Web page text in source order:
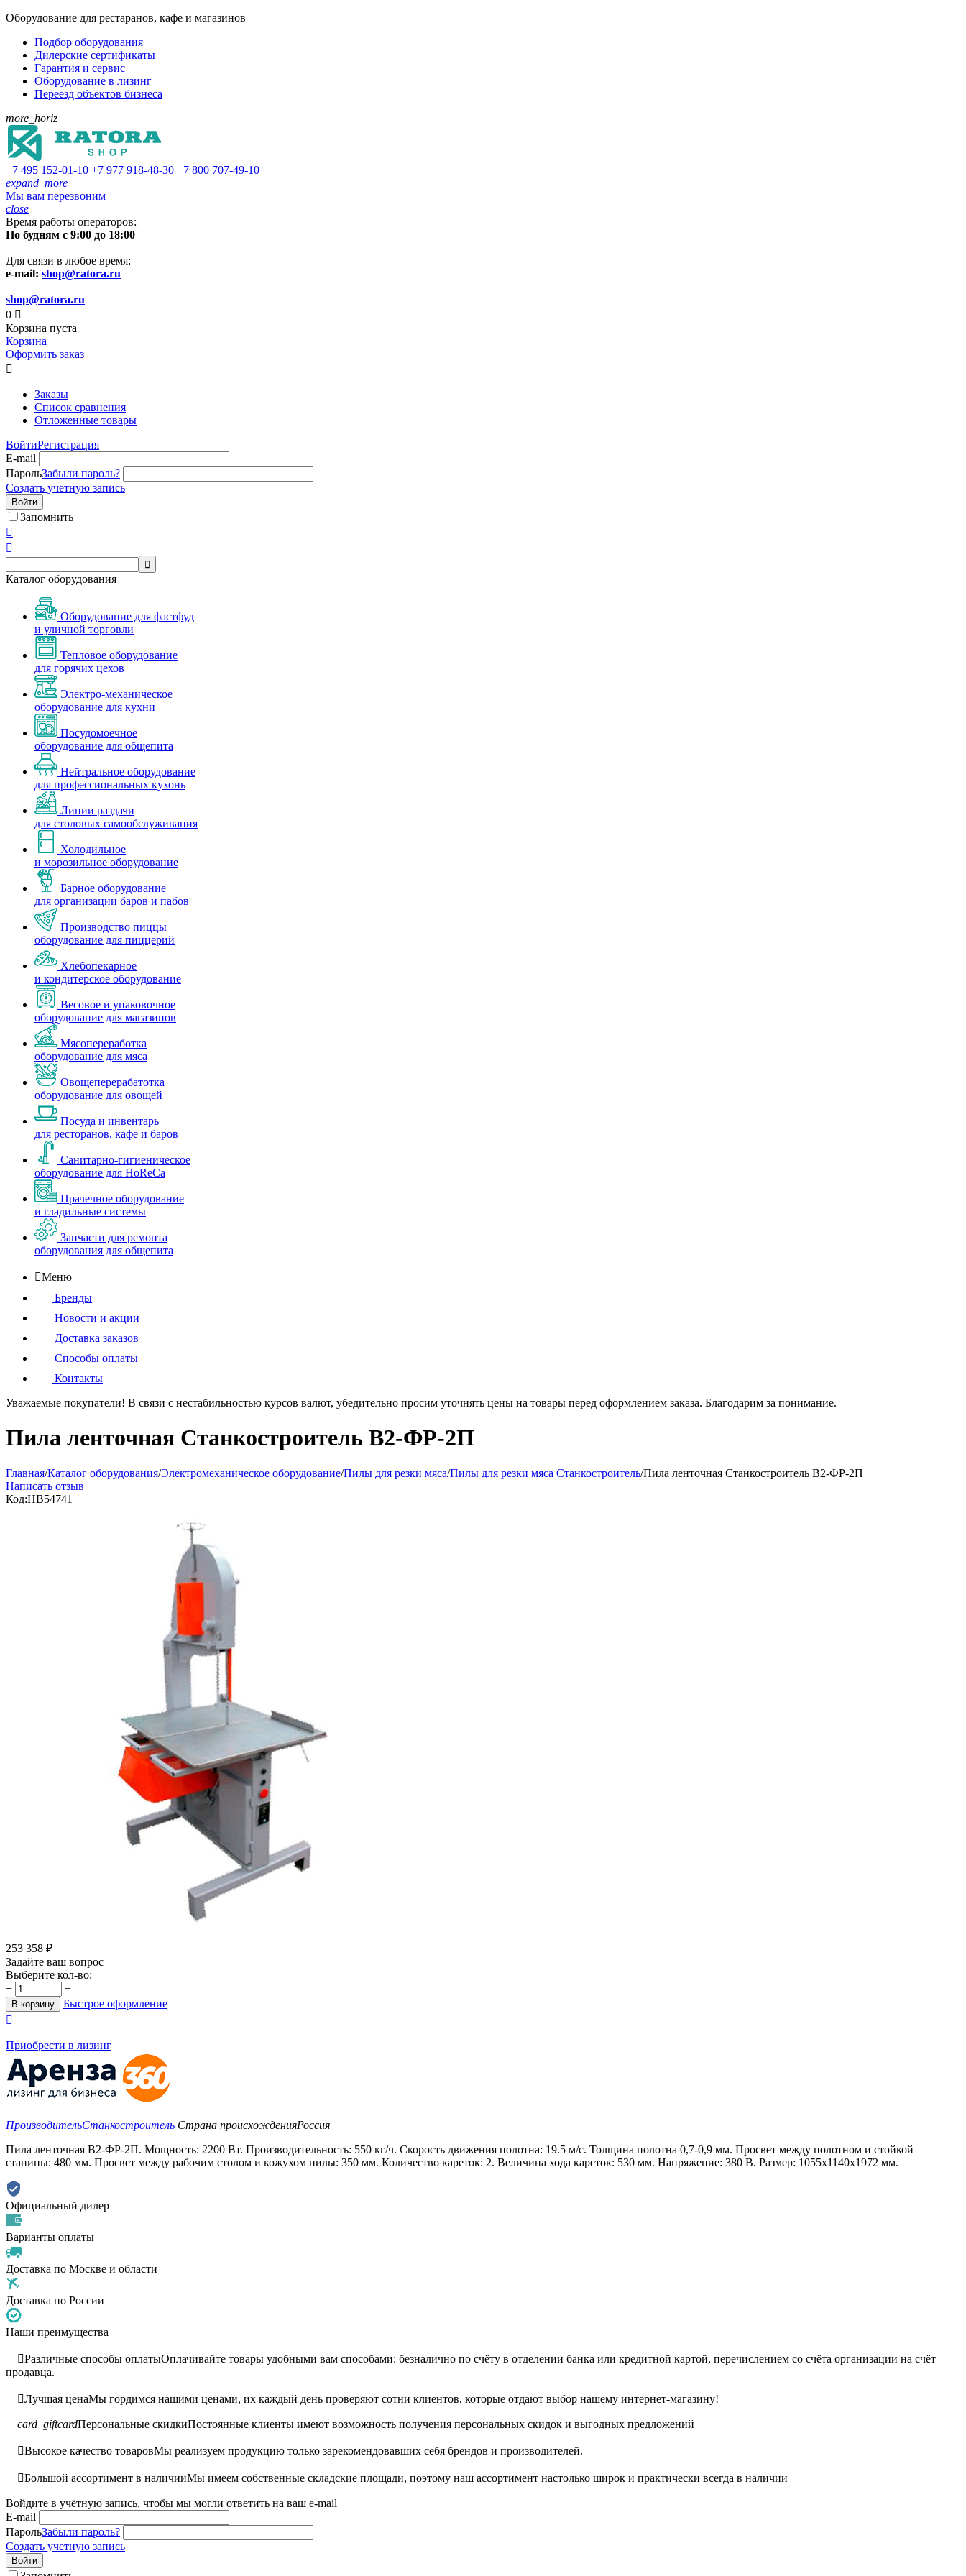
Оборудование для рестаранов, кафе и магазинов
Подбор оборудования
Дилерские сертификаты
Гарантия и сервис
Оборудование в лизинг
Переезд объектов бизнеса
more_horiz
+7 495 152-01-10 +7 977 918-48-30 +7 800 707-49-10
expand_more
Мы вам перезвоним
close
Время работы операторов:
По будням с 9:00 до 18:00
Для связи в любое время:
e-mail: shop@ratora.ru
shop@ratora.ru
0 
Корзина пуста
Корзина
Оформить заказ

Заказы
Список сравнения
Отложенные товары
ВойтиРегистрация
E-mail
ПарольЗабыли пароль?
Создать учетную запись
Войти
Запомнить



Каталог оборудования
Оборудование для фастфуд
и уличной торговли
Тепловое оборудование
для горячих цехов
Электро-механическое
оборудование для кухни
Посудомоечное
оборудование для общепита
Нейтральное оборудование
для профессиональных кухонь
Линии раздачи
для столовых самообслуживания
Холодильное
и морозильное оборудование
Барное оборудование
для организации баров и пабов
Производство пиццы
оборудование для пиццерий
Хлебопекарное
и кондитерское оборудование
Весовое и упаковочное
оборудование для магазинов
Мясопереработка
оборудование для мяса
Овощеперерабатотка
оборудование для овощей
Посуда и инвентарь
для ресторанов, кафе и баров
Санитарно-гигиеническое
оборудование для HoReCa
Прачечное оборудование
и гладильные системы
Запчасти для ремонта
оборудования для общепита
Меню
Бренды
Новости и акции
Доставка заказов
Способы оплаты
Контакты
Уважаемые покупатели! В связи с нестабильностью курсов валют, убедительно просим уточнять цены на товары перед оформлением заказа. Благодарим за понимание.
Пила ленточная Станкостроитель В2-ФР-2П
Главная/Каталог оборудования/Электромеханическое оборудование/Пилы для резки мяса/Пилы для резки мяса Станкостроитель/Пила ленточная Станкостроитель В2-ФР-2П
Написать отзыв
Код:HB54741
253 358 ₽
Задайте ваш вопрос
Выберите кол-во:
+
−
В корзину
Быстрое оформление

Приобрести в лизинг
ПроизводительСтанкостроитель Страна происхожденияРоссия
Пила ленточная В2-ФР-2П. Мощность: 2200 Вт. Производительность: 550 кг/ч. Скорость движения полотна: 19.5 м/с. Толщина полотна 0,7-0,9 мм. Просвет между полотном и стойкой
станины: 480 мм. Просвет между рабочим столом и кожухом пилы: 350 мм. Количество кареток: 2. Величина хода кареток: 530 мм. Напряжение: 380 В. Размер: 1055x1140x1972 мм.
Официальный дилер
Варианты оплаты
Доставка по Москве и области
Доставка по России
Наши преимущества
Различные способы оплатыОплачивайте товары удобными вам способами: безналично по счёту в отделении банка или кредитной картой, перечислением со счёта организации на счёт
продавца.
Лучшая ценаМы гордимся нашими ценами, их каждый день проверяют сотни клиентов, которые отдают выбор нашему интернет-магазину!
card_giftcardПерсональные скидкиПостоянные клиенты имеют возможность получения персональных скидок и выгодных предложений
Высокое качество товаровМы реализуем продукцию только зарекомендовавших себя брендов и производителей.
Большой ассортимент в наличииМы имеем собственные складские площади, поэтому наш ассортимент настолько широк и практически всегда в наличии
Войдите в учётную запись, чтобы мы могли ответить на ваш e-mail
E-mail
ПарольЗабыли пароль?
Создать учетную запись
Войти